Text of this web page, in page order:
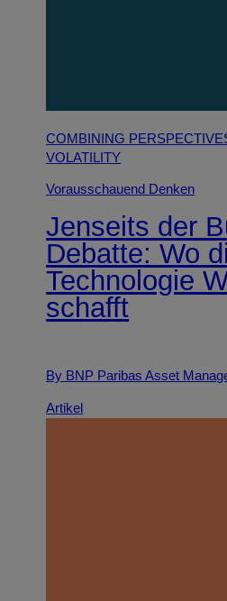
COMBINING
VOLATILITY
Vorausschauend Denken
Jenseits der
Debatte: Wo
Technologie
schafft
By BNP Paribas Asset
Artikel